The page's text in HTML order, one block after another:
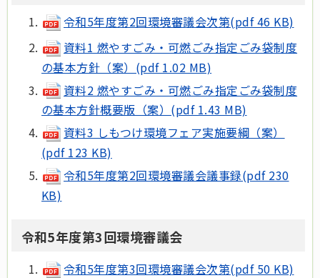
令和5年度第2回環境審議会次第(pdf 46 KB)
資料1 燃やすごみ・可燃ごみ指定ごみ袋制度
の基本方針（案）(pdf 1.02 MB)
資料2 燃やすごみ・可燃ごみ指定ごみ袋制度
の基本方針概要版（案）(pdf 1.43 MB)
資料3 しもつけ環境フェア実施要綱（案）
(pdf 123 KB)
令和5年度第2回環境審議会議事録(pdf 230
KB)
令和5年度第3回環境審議会
令和5年度第3回環境審議会次第(pdf 50 KB)